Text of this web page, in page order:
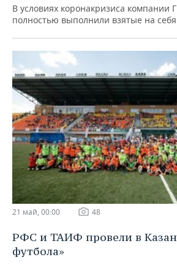
В условиях коронакризиса
полностью выполнили взятые на себя
21 май, 00:00 48
РФС и ТАИФ провели в
футбола»